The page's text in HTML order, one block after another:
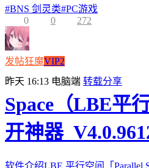
#BNS 剑灵类#PC游戏
0
0 272
发帖狂魔VIP2
昨天 16:13 电脑端 转载分享
Space（LBE平
开神器
软件介绍LBE 平行空间「Parallel